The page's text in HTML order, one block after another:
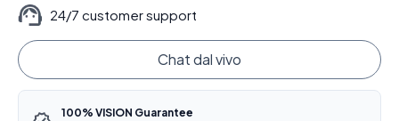
24/7 customer support
Chat dal vivo
100% VISION Guarantee